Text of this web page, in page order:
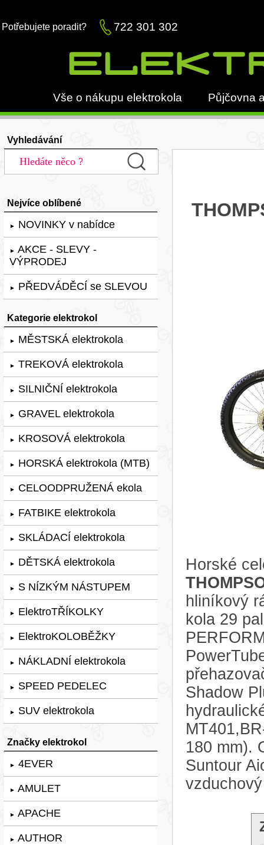
Potřebujete poradit? 722 301 302
Vše o nákupu elektrokola Půjčovna
Vyhledávání
Nejvíce oblíbené
► NOVINKY v nabídce
► AKCE - SLEVY -
VÝPRODEJ
► PŘEDVÁDĚCÍ se SLEVOU
Kategorie elektrokol
► MĚSTSKÁ elektrokola
► TREKOVÁ elektrokola
► SILNIČNÍ elektrokola
► GRAVEL elektrokola
► KROSOVÁ elektrokola
► HORSKÁ elektrokola (MTB)
► CELOODPRUŽENÁ ekola
► FATBIKE elektrokola
► SKLÁDACÍ elektrokola
► DĚTSKÁ elektrokola
► S NÍZKÝM NÁSTUPEM
► ElektroTŘÍKOLKY
► ElektroKOLOBĚŽKY
► NÁKLADNÍ elektrokola
► SPEED PEDELEC
► SUV elektrokola
Značky elektrokol
► 4EVER
► AMULET
► APACHE
► AUTHOR
Horské
hliníkový
kola 29
Shadow
180 mm).
Suntour